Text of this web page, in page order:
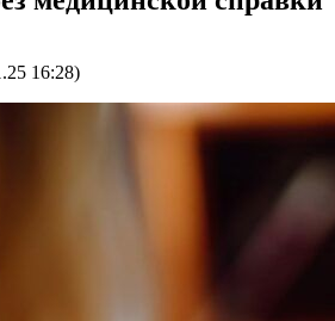
16:28)